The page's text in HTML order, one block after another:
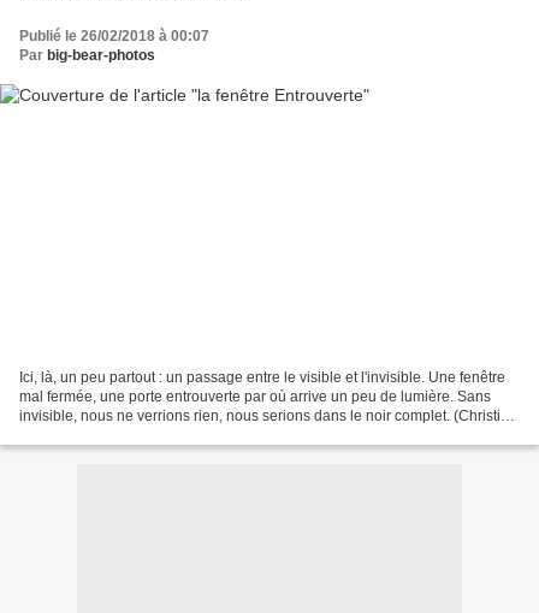
Publié le 26/02/2018 à 00:07
Par big-bear-photos
Ici, là, un peu partout : un passage entre le visible et l'invisible. Une fenêtre
mal fermée, une porte entrouverte par où arrive un peu de lumière. Sans
invisible, nous ne verrions rien, nous serions dans le noir complet. (Christian